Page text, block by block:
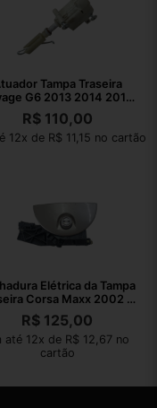
Tampa Traseira
G6 2013 2014 2015
2016
R$110,00
12x de R$ 11,15 no cartão
Elétrica da Tampa
Corsa Maxx 2002 A
2012
R$ 125,00
até 12x de R$ 12,67 no
cartão